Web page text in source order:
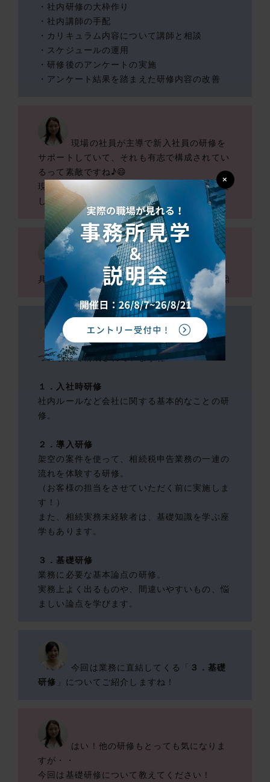
・社内研修の大枠作り
・社内講師の手配
・カリキュラム内容について講師と相談
・スケジュールの運用
・研修後のアンケートの実施
・アンケート結果を踏まえた研修内容の改善
現場の社員が主導で新入社員の研修を
サポートしていて、それも有志で構成されてい
るって素敵ですね♪😄
現場の声が入った研修になることで、より充実
した内容になりそうです！
では、「新入社員向け」の研修って、
具体的にはどんなものがあるのでしょうか？🤔
新入社員向けは、大きく分類すると３
つの項目で構成されていますね！
１．入社時研修
社内ルールなど会社に関する基本的なことの研
修。
２．導入研修
架空の案件を使って、相続税申告業務の一連の
流れを体験する研修。
（お客様の担当をさせていただく前に実施しま
す！）
また、相続実務未経験者は、基礎知識を学ぶ座
学もあります。
３．基礎研修
業務に必要な基本論点の研修。
実務上よく出るものや、間違いやすいもの、悩
ましい論点を学びます。
今回は業務に直結してくる「 ３．基礎
研修 」についてご紹介しますね！
はい！他の研修もとっても気になりま
すが・・
今回は基礎研修について教えてください！
×